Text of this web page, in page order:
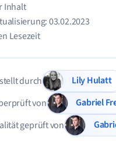
Inhalt
03.02.2023
Lesezeit
durch
Lily Hulatt
von
Gabriel
geprüft von